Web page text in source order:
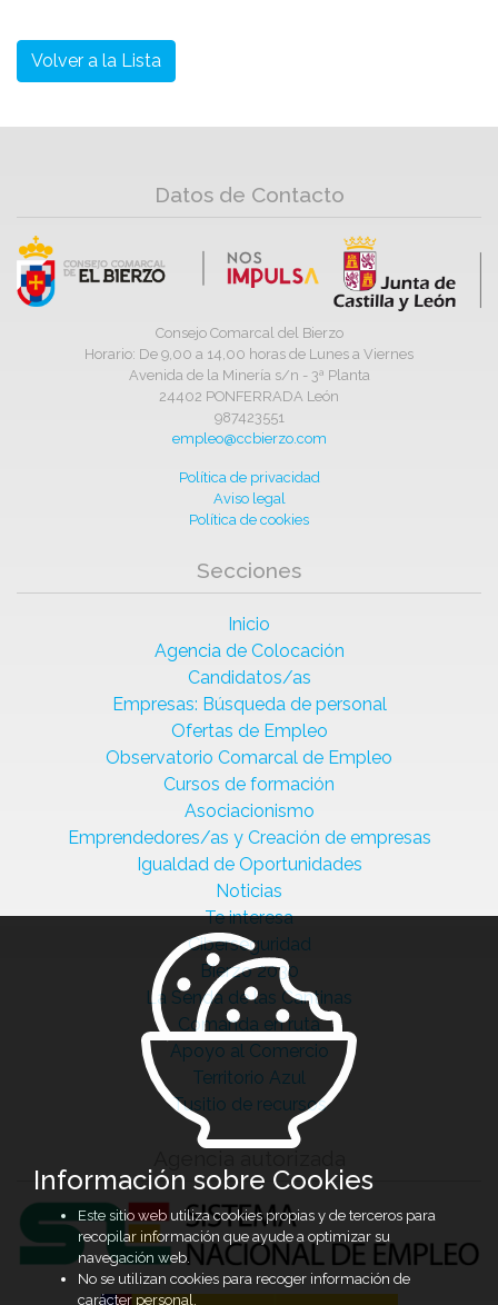
Volver a la Lista
Datos de Contacto
Consejo Comarcal del Bierzo
Horario: De 9,00 a 14,00 horas de Lunes a Viernes
Avenida de la Minería s/n - 3ª Planta
24402 PONFERRADA León
987423551
empleo@ccbierzo.com
Política de privacidad
Aviso legal
Política de cookies
Secciones
Inicio
Agencia de Colocación
Candidatos/as
Empresas: Búsqueda de personal
Ofertas de Empleo
Observatorio Comarcal de Empleo
Cursos de formación
Asociacionismo
Emprendedores/as y Creación de empresas
Igualdad de Oportunidades
Noticias
Te interesa
Ciberseguridad
Bierzo 2030
La Senda de las Cantinas
Comanda en ruta
Apoyo al Comercio
Territorio Azul
Tusitio de recursos
Información sobre Cookies
Este sitio web utiliza cookies propias y de terceros para
recopilar información que ayude a optimizar su
navegación web.
No se utilizan cookies para recoger información de
carácter personal.